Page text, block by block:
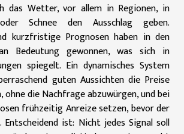
das Wetter, vor allem in Regionen, in
Schnee den Ausschlag geben.
kurzfristige Prognosen haben in den
Bedeutung gewonnen, was sich in
spiegelt. Ein dynamisches System
guten Aussichten die Preise
ohne die Nachfrage abzuwürgen, und bei
frühzeitig Anreize setzen, bevor der
Entscheidend ist: Nicht jedes Signal soll